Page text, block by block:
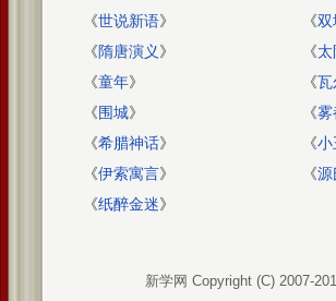
《世说新语》 《双
《隋唐演义》 《
《童年》 《瓦
《围城》 《雾
《希腊神话》 《小
《伊索寓言》 《源
《纸醉金迷》
新学网 Copyright (C) 2007-